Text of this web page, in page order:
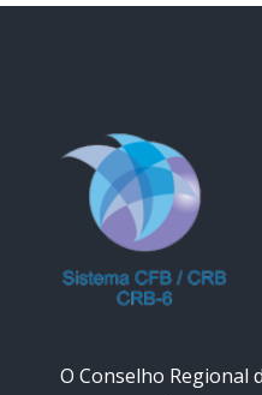
O Conselho Regional